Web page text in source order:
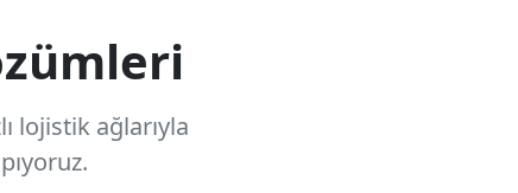
lojistik ağlarıyla